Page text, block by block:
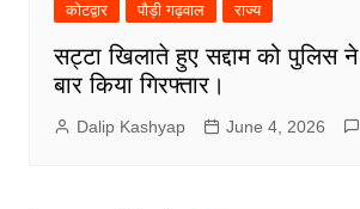
कोटद्वार पौड़ी गढ़वाल राज्य
सट्टा खिलाते हुए सद्दाम को पुलिस
बार किया गिरफ्तार।
Dalip Kashyap June 4, 2026